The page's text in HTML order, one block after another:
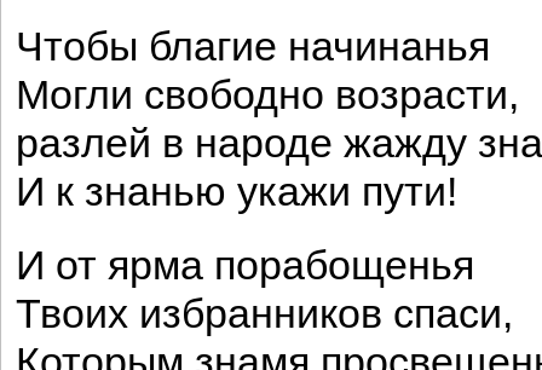
Чтобы благие начинанья
Могли свободно возрасти,
разлей в народе жажду
И к знанью укажи пути!
И от ярма порабощенья
Твоих избранников спаси,